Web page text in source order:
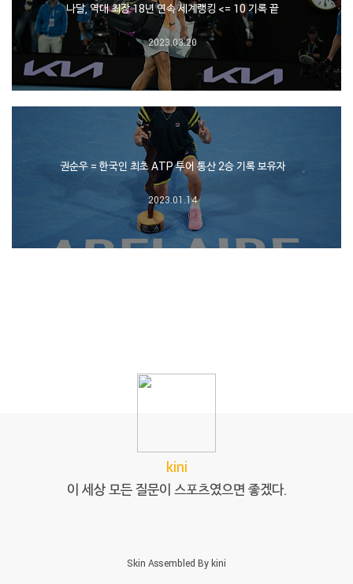
나달, 역대 최장 18년 연속 세계랭킹 <= 10 기록 끝
2023.03.20
권순우 = 한국인 최초 ATP 투어 통산 2승 기록 보유자
2023.01.14
kini
이 세상 모든 질문이 스포츠였으면 좋겠다.
Skin Assembled Bykini